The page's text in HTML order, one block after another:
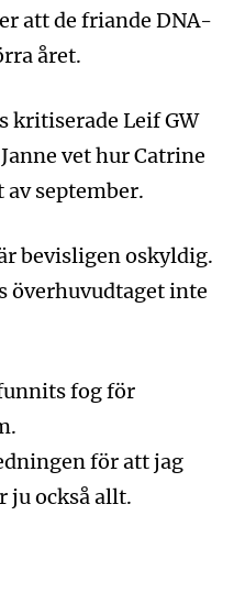
att de friande DNA-
året.
kritiserade Leif GW
vet hur Catrine
av september.
bevisligen oskyldig.
överhuvudtaget inte
fog för
för att jag
ju också allt.